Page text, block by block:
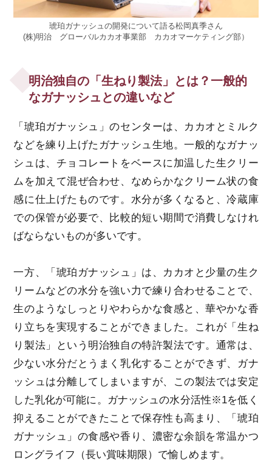
琥珀ガナッシュの開発について語る松岡真季さん
(株)明治 グローバルカカオ事業部 カカオマーケティング部）
明治独自の「生ねり製法」とは？一般的
なガナッシュとの違いなど
「琥珀ガナッシュ」のセンターは、カカオとミルク
などを練り上げたガナッシュ生地。一般的なガナッ
シュは、チョコレートをベースに加温した生クリー
ムを加えて混ぜ合わせ、なめらかなクリーム状の食
感に仕上げたものです。水分が多くなると、冷蔵庫
での保管が必要で、比較的短い期間で消費しなけれ
ばならないものが多いです。
一方、「琥珀ガナッシュ」は、カカオと少量の生ク
リームなどの水分を強い力で練り合わせることで、
生のようなしっとりやわらかな食感と、華やかな香
り立ちを実現することができました。これが「生ね
り製法」という明治独自の特許製法です。通常は、
少ない水分だとうまく乳化することができず、ガナ
ッシュは分離してしまいますが、この製法では安定
した乳化が可能に。ガナッシュの水分活性※1を低く
抑えることができたことで保存性も高まり、「琥珀
ガナッシュ」の食感や香り、濃密な余韻を常温かつ
ロングライフ（長い賞味期限）で愉しめます。